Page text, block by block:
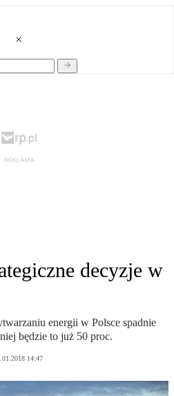
decyzje w
energii w Polsce spadnie
będzie to już 50 proc.
14:47